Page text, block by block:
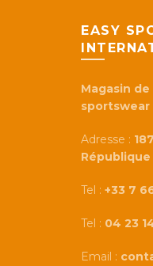
EASY
Magasin
sportswear
Adresse :
Tel : +33 7
Tel : 04 23
Email :